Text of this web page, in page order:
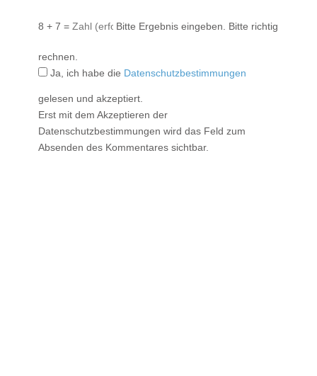
8 + 7 = Bitte Ergebnis eingeben. Bitte richtig
rechnen.
Ja, ich habe die Datenschutzbestimmungen
gelesen und akzeptiert.
Erst mit dem Akzeptieren der
Datenschutzbestimmungen wird das Feld zum
Absenden des Kommentares sichtbar.